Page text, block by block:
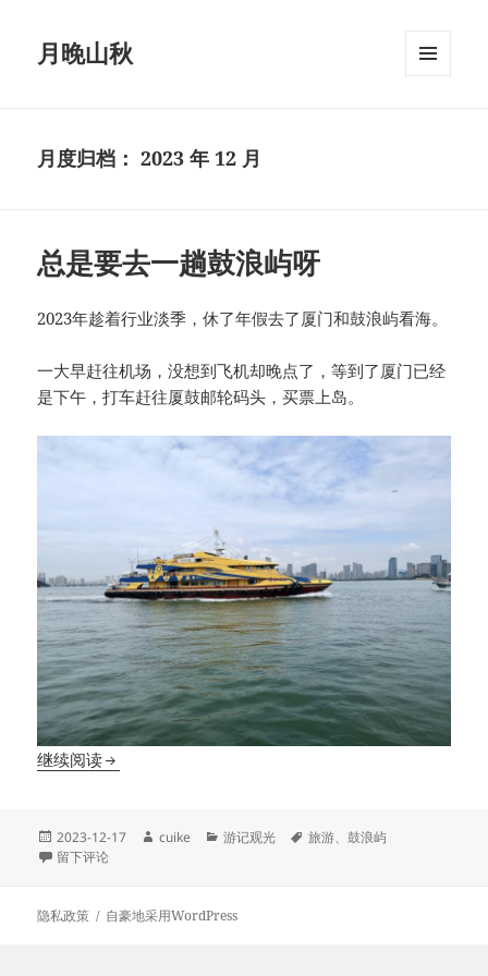
月晚山秋
月度归档：2023 年 12 月
总是要去一趟鼓浪屿呀
2023年趁着行业淡季，休了年假去了厦门和鼓浪屿看海。
一大早赶往机场，没想到飞机却晚点了，等到了厦门已经
是下午，打车赶往厦鼓邮轮码头，买票上岛。
继续阅读总是要去一趟鼓浪屿呀
发
布
2023-12-17
作
cuike
分
游记观光
标
旅游、鼓浪屿
于总是要去一趟鼓浪屿呀
留下评论
隐私政策 自豪地采用WordPress